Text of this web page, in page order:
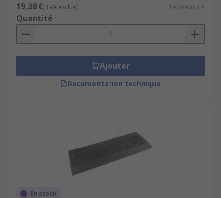
19,38 €(TVA exclue) 19,38 €/unité
Quantité
Ajouter
Documentation technique
En stock